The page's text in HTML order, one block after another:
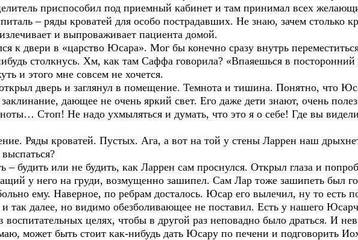
приспособил под приемный кабинет и там принимал всех
– ряды кроватей для особо пострадавших. Не знаю, зачем столько
и выпроваживает пациента домой.
к двери в «царство Юсара». Мог бы конечно сразу внутрь
столкнусь. Хм, как там Саффа говорила? «Впаяешься в
и этого мне совсем не хочется.
дверь и заглянул в помещение. Темнота и тишина. Понятно, что
дающее не очень яркий свет. Его даже дети знают, очень
Стоп! Не надо ухмыляться и думать, что это я о себе! Где вы
Ряды кроватей. Пустых. Ага, а вот на той у стены Ларрен наш
будить или не будить, как Ларрен сам проснулся. Открыл глаза и
у него на груди, возмущенно зашипел. Сам Лар тоже зашипеть был
ему. Наверное, по ребрам досталось. Юсар его вылечил, ну то есть
так далее, но видимо обезболивающее не поставил. Есть у нашего
воспитательных целях, чтобы в другой раз неповадно было драться. И
может быть стоит как-нибудь дать Юсару по печени и подговорить